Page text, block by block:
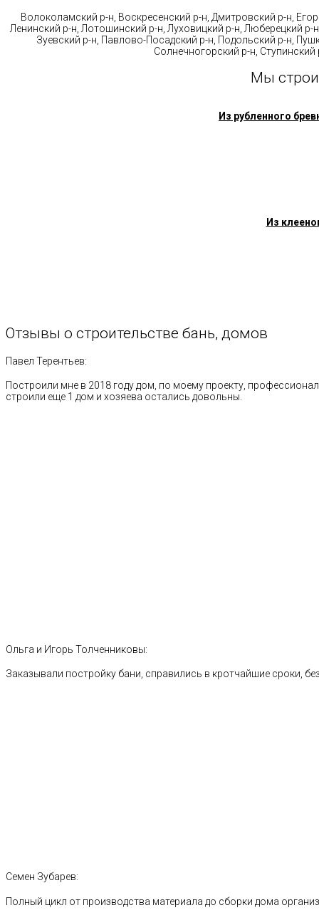
Волоколамский р-н, Воскресенский р-н, Дмитровский р-н,
Ленинский р-н, Лотошинский р-н, Луховицкий р-н, Люберецкий
Зуевский р-н, Павлово-Посадский р-н, Подольский р-н,
Солнечногорский р-н,
Мы
Из рубленного
Из
Отзывы о строительстве бань, домов
Павел Терентьев:
Построили мне в 2018 году дом, по моему проекту,
строили еще 1 дом и хозяева остались довольны.
Ольга и Игорь Толченниковы:
Заказывали постройку бани, справились в кротчайшие сроки,
Семен Зубарев:
Полный цикл от производства материала до сборки дома